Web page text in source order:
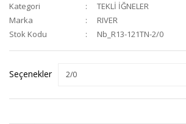
Kategori
TEKLİ İĞNELER
Marka
RIVER
Stok Kodu
Nb_R13-121TN-2/0
Seçenekler